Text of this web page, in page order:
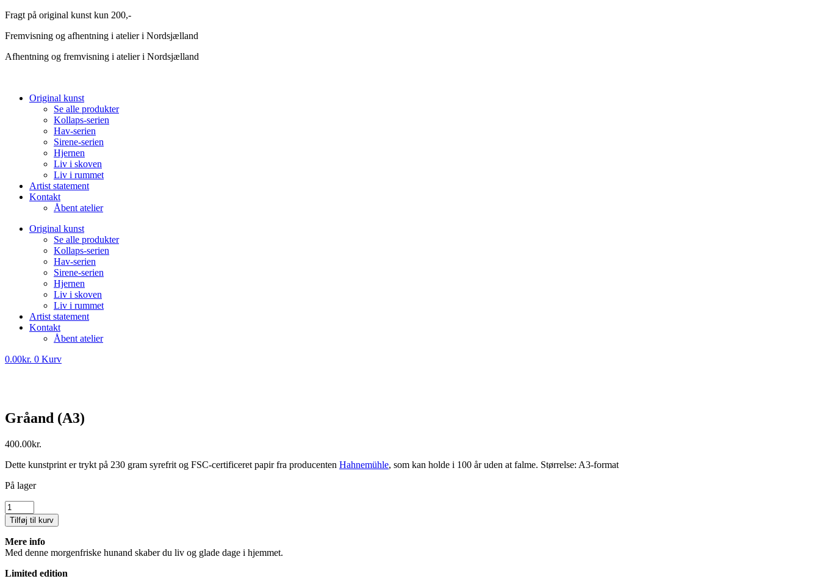
Videre
indhold
Fragt på original kunst kun 200,-
Fremvisning og afhentning i atelier i Nordsjælland
Afhentning og fremvisning i atelier i Nordsjælland
Original kunst
Se alle produkter
Kollaps-serien
Hav-serien
Sirene-serien
Hjernen
Liv i skoven
Liv i rummet
Artist statement
Kontakt
Åbent atelier
Original kunst
Se alle produkter
Kollaps-serien
Hav-serien
Sirene-serien
Hjernen
Liv i skoven
Liv i rummet
Artist statement
Kontakt
Åbent atelier
0.00kr. 0 Kurv
Gråand (A3)
400.00kr.
Dette kunstprint er trykt på 230 gram syrefrit og FSC-certificeret papir fra producenten Hahnemühle, som kan holde i 100 år uden at falme. Størrelse: A3-format
På lager
Gråand
(A3)
antal
Tilføj til kurv
Mere info
Med denne morgenfriske hunand skaber du liv og glade dage i hjemmet.
Limited edition